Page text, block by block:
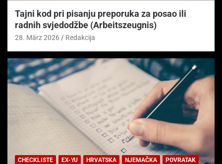
Tajni kod pri pisanju preporuka za posao ili
radnih svjedodžbe (Arbeitszeugnis)
28. März 2026 Redakcija
CHECKLISTE EX-YU HRVATSKA NJEMAČKA
POVRATAK